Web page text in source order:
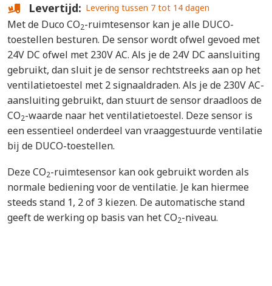
Levertijd Levering tussen 7 tot 14 dagen
Met de Duco CO2-ruimtesensor kan je alle DUCO-
toestellen besturen. De sensor wordt ofwel gevoed met
24V DC ofwel met 230V AC. Als je de 24V DC aansluiting
gebruikt, dan sluit je de sensor rechtstreeks aan op het
ventilatietoestel met 2 signaaldraden. Als je de 230V AC-
aansluiting gebruikt, dan stuurt de sensor draadloos de
CO2-waarde naar het ventilatietoestel. Deze sensor is
een essentieel onderdeel van vraaggestuurde ventilatie
bij de DUCO-toestellen.
Deze CO2-ruimtesensor kan ook gebruikt worden als
normale bediening voor de ventilatie. Je kan hiermee
steeds stand 1, 2 of 3 kiezen. De automatische stand
geeft de werking op basis van het CO2-niveau.